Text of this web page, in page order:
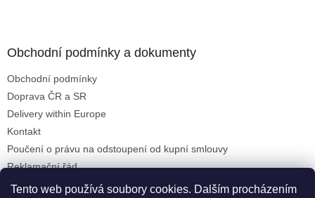
Tento web používá soubory cookies. Dalším procházením
Obchodní podmínky a dokumenty
Obchodní podmínky
Doprava ČR a SR
Delivery within Europe
Kontakt
Poučení o právu na odstoupení od kupní smlouvy
Reklamační řád
Formulář pro uplatnění reklamace